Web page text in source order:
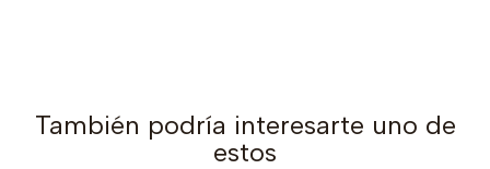
También podría interesarte uno de
estos